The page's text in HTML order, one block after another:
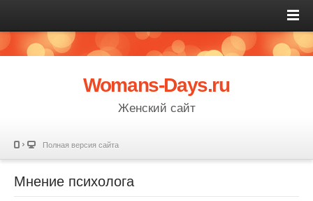
Womans-Days.ru
Женский сайт
Полная версия сайта
Мнение психолога